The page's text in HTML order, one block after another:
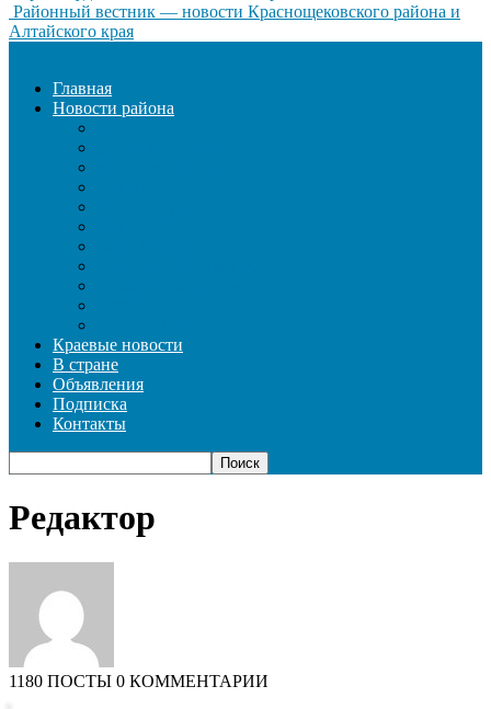
Районный вестник — новости Краснощековского района и
Алтайского края
Главная
Новости района
Краевые новости
В стране
Объявления
Подписка
Контакты
Редактор
1180 ПОСТЫ 0 КОММЕНТАРИИ